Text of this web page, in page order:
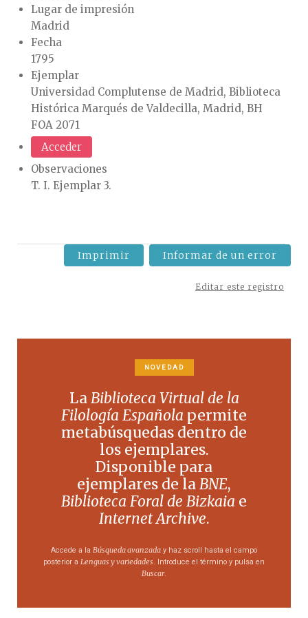
Lugar de impresión
Madrid
Fecha
1795
Ejemplar
Universidad Complutense de Madrid, Biblioteca
Histórica Marqués de Valdecilla, Madrid, BH
FOA 2071
Acceder
Observaciones
T. I. Ejemplar 3.
Imprimir Informar de un error
Editar este registro
NOVEDAD
LaBiblioteca Virtual de la
Filología Española permite
metabúsquedas dentro de
los ejemplares.
Disponible para
ejemplares de laBNE,
Biblioteca Foral de Bizkaia e
Internet Archive.
Accede a la Búsqueda avanzada y haz scroll hasta el campo
posterior a Lenguas y variedades . Introduce el término y pulsa en
Buscar.